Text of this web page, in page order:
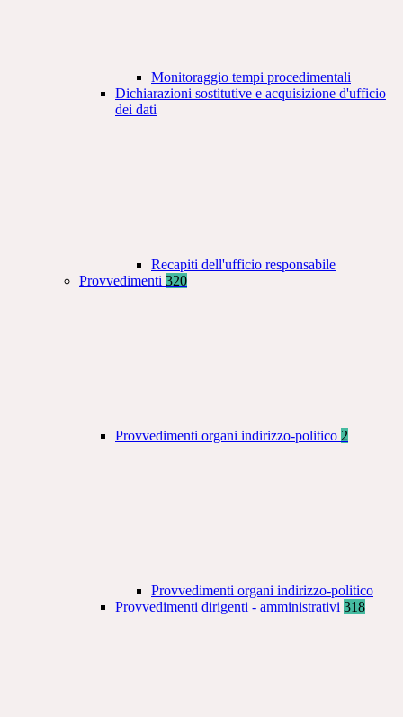
Monitoraggio tempi procedimentali
Dichiarazioni sostitutive e acquisizione d'ufficio
dei dati
Recapiti dell'ufficio responsabile
Provvedimenti 320
Provvedimenti organi indirizzo-politico 2
Provvedimenti organi indirizzo-politico
Provvedimenti dirigenti - amministrativi 318